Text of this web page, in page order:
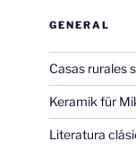
GENERAL
Casas rurales
Keramik für
Literatura